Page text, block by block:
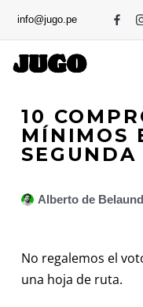
info@jugo.pe
10
MÍNIMOS
Alberto de
No regalemos el
una hoja de ruta.